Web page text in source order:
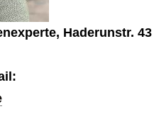
Haderunstr. 43